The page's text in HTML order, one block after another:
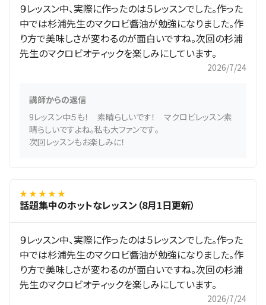
９レッスン中、実際に作ったのは５レッスンでした。作った
中では杉浦先生のマクロビ醬油が勉強になりました。作
り方で美味しさが変わるのが面白いですね。次回の杉浦
先生のマクロビオティックを楽しみにしています。
2026/7/24
講師からの返信
9レッスン中５も！ 素晴らしいです！ マクロビレッスン素
晴らしいですよね。私も大ファンです。
次回レッスンもお楽しみに！
★ ★ ★ ★ ★
話題集中のホットなレッスン（8月1日更新）
９レッスン中、実際に作ったのは５レッスンでした。作った
中では杉浦先生のマクロビ醬油が勉強になりました。作
り方で美味しさが変わるのが面白いですね。次回の杉浦
先生のマクロビオティックを楽しみにしています。
2026/7/24